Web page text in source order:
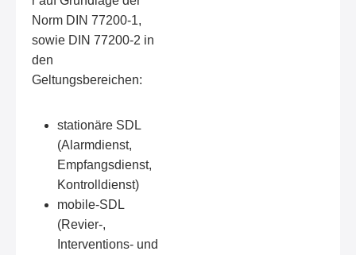
Norm DIN 77200-1,
sowie DIN 77200-2 in
den
Geltungsbereichen:
stationäre SDL
(Alarmdienst,
Empfangsdienst,
Kontrolldienst)
mobile-SDL
(Revier-,
Interventions- und